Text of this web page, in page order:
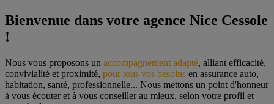
Bienvenue dans votre agence Nice Cessole
!
Nous vous proposons un accompagnement adapté, alliant efficacité,
convivialité et proximité, pour tous vos besoins en assurance auto,
habitation, santé, professionnelle... Nous mettons un point d'honneur
à vous écouter et à vous conseiller au mieux, selon votre profil et